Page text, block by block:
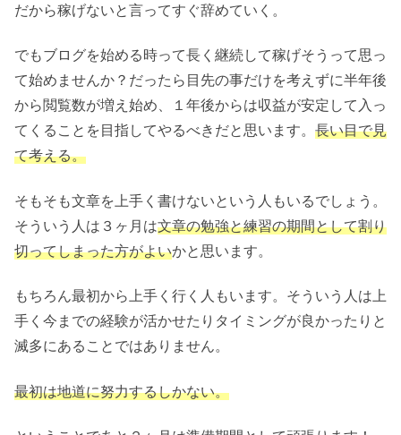
だから稼げないと言ってすぐ辞めていく。
でもブログを始める時って長く継続して稼げそうって思っ
て始めませんか？だったら目先の事だけを考えずに半年後
から閲覧数が増え始め、１年後からは収益が安定して入っ
てくることを目指してやるべきだと思います。 長い目で見
て考える。
そもそも文章を上手く書けないという人もいるでしょう。
そういう人は３ヶ月は文章の勉強と練習の期間として割り
切ってしまった方がよいかと思います。
もちろん最初から上手く行く人もいます。そういう人は上
手く今までの経験が活かせたりタイミングが良かったりと
滅多にあることではありません。
最初は地道に努力するしかない。